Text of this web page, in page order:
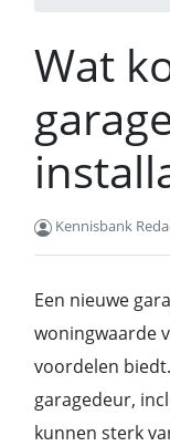
Wat
Kennisbank
Een nieuwe
woningwaarde
voordelen
garagedeur,
kunnen sterk